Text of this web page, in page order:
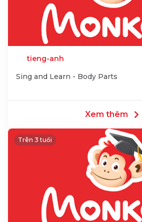
tieng-anh
Sing and Learn - Body Parts
Xem thêm
Trên 3 tuổi